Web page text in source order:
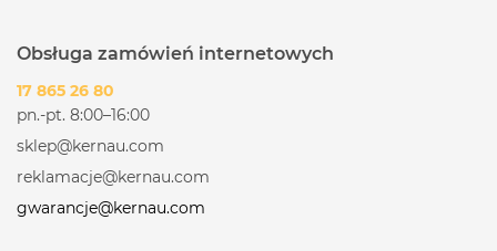
Obsługa zamówień internetowych
17 865 26 80
pn.-pt. 8:00–16:00
sklep@kernau.com
reklamacje@kernau.com
gwarancje@kernau.com